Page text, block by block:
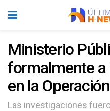
Ministerio
formalmente
en la
Las investigaciones